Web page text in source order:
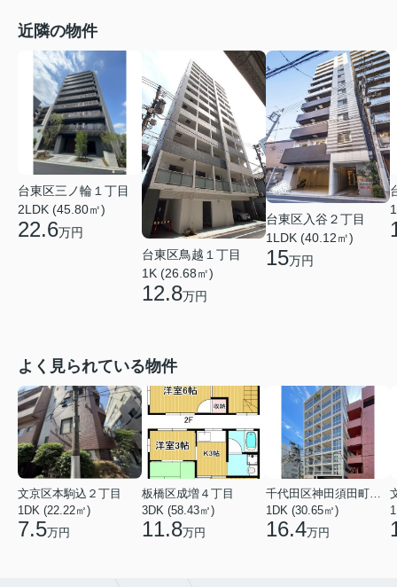
近隣の物件
台東区三ノ輪１丁目
2LDK (45.80㎡)
22.6万円
台東区鳥越１丁目
1K (26.68㎡)
12.8万円
台東区入谷２丁目
1LDK (40.12㎡)
15万円
よく見られている物件
文京区本駒込２丁目
1DK (22.22㎡)
7.5万円
板橋区成増４丁目
3DK (58.43㎡)
11.8万円
1DK (30.65㎡)
16.4万円